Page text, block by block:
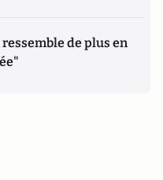
de plus en